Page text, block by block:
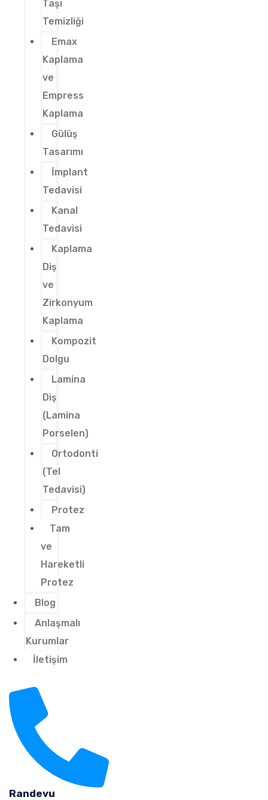
Taşı
Temizliği
Emax
Kaplama
ve
Empress
Kaplama
Gülüş
Tasarımı
İmplant
Tedavisi
Kanal
Tedavisi
Kaplama
Diş
ve
Zirkonyum
Kaplama
Kompozit
Dolgu
Lamina
Diş
(Lamina
Porselen)
Ortodonti
(Tel
Tedavisi)
Protez
Tam
ve
Hareketli
Protez
Blog
Anlaşmalı
Kurumlar
İletişim
Randevu